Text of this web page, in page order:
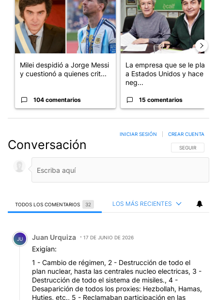
Milei despidió a Jorge Messi
y cuestionó a quienes crit...
104 comentarios
La empresa que se le plantó
a Estados Unidos y hace
neg...
15 comentarios
Conversación SIGA ESTA
SEGUIR
INICIAR SESIÓN CREAR CUENTA
TODOS LOS COMENTARIOS 32 LOS MÁS RECIENTES
Comentario de Juan Urquiza.
JU Juan Urquiza 17 DE JUNIO DE 2026
Exigían:
1 - Cambio de régimen, 2 - Destrucción de todo el
plan nuclear, hasta las centrales nucleo electricas, 3 -
Destrucción de todo el sistema de misiles., 4 -
Desaparición de todos los proxies: Hezbollah, Hamas,
Huties, etc., 5 - Reclamaban participación en las